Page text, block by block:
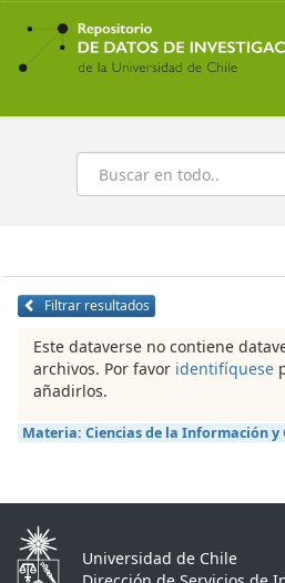
Ir
contenido
principal
Buscar
Filtrar resultados
Este dataverse no contiene
archivos. Por favor identifíquese
añadirlos.
Materia: Ciencias de la Información y
Universidad de Chile